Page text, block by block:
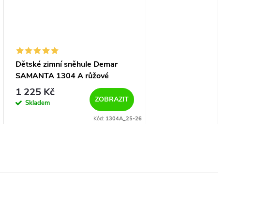
Dětské zimní sněhule Demar
SAMANTA 1304 A růžové
1 225 Kč
Skladem ZOBRAZIT
Kód: 1304A_25-26